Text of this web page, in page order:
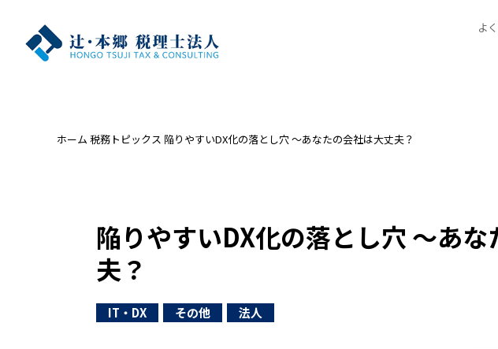
よ
ホーム 税務トピックス 陥りやすいDX化の落とし穴 ～あなたの会社は大丈夫？
陥りやすいDX化の落とし穴 ～あ
夫？
IT・DX その他 法人